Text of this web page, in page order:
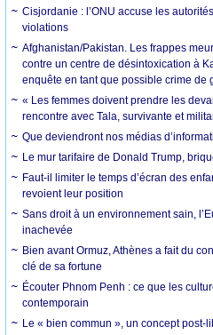
Cisjordanie : l’ONU accuse les
violations
Afghanistan/Pakistan. Les frappes
contre un centre de désintoxication à
enquête en tant que possible crime de
« Les femmes doivent prendre les
rencontre avec Tala, survivante et
Que deviendront nos médias
Le mur tarifaire de Donald Trump,
Faut-il limiter le temps d’écran des
revoient leur position
Sans droit à un environnement sain,
inachevée
Bien avant Ormuz, Athènes a fait du
clé de sa fortune
Écouter Phnom Penh : ce que les
contemporain
Le « bien commun », un concept post-